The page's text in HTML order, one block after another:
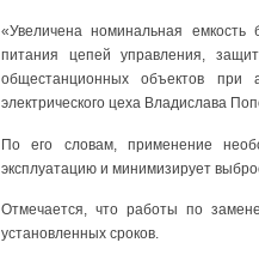
«Увеличена номинальная емкость
питания цепей управления,
общестанционных объектов при
электрического цеха Владислава
По его словам, применение
эксплуатацию и минимизирует
Отмечается, что работы по
установленных сроков.